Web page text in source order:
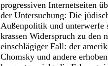
progressiven Internetseiten
der Untersuchung: Die
Außenpolitik und unterwerfe
krassen Widerspruch zu den
einschlägiger Fall: der
Chomsky und andere